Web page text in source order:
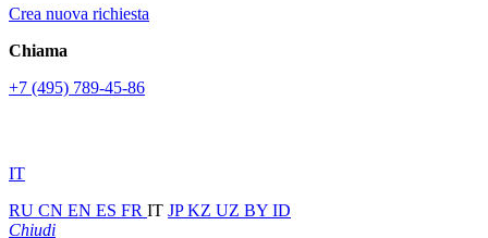
Crea nuova richiesta
Chiama
+7 (495) 789-45-86
IT
RU CN EN ES FR IT JPKZ UZ BY ID
Chiudi